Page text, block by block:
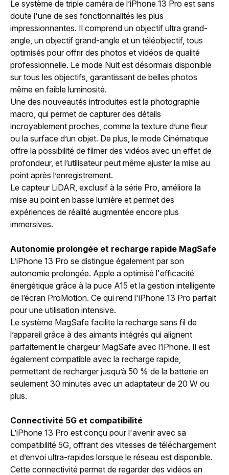
Le système de triple caméra de l’iPhone 13 Pro est sans
doute l'une de ses fonctionnalités les plus
impressionnantes. Il comprend un objectif ultra grand-
angle, un objectif grand-angle et un téléobjectif, tous
optimisés pour offrir des photos et vidéos de qualité
professionnelle. Le mode Nuit est désormais disponible
sur tous les objectifs, garantissant de belles photos
même en faible luminosité.
Une des nouveautés introduites est la photographie
macro, qui permet de capturer des détails
incroyablement proches, comme la texture d’une fleur
ou la surface d’un objet. De plus, le mode Cinématique
offre la possibilité de filmer des vidéos avec un effet de
profondeur, et l’utilisateur peut même ajuster la mise au
point après l’enregistrement.
Le capteur LiDAR, exclusif à la série Pro, améliore la
mise au point en basse lumière et permet des
expériences de réalité augmentée encore plus
immersives.
Autonomie prolongée et recharge rapide MagSafe
L’iPhone 13 Pro se distingue également par son
autonomie prolongée. Apple a optimisé l'efficacité
énergétique grâce à la puce A15 et la gestion intelligente
de l’écran ProMotion. Ce qui rend l'iPhone 13 Pro parfait
pour une utilisation intensive.
Le système MagSafe facilite la recharge sans fil de
l’appareil grâce à des aimants intégrés qui alignent
parfaitement le chargeur MagSafe avec l’iPhone. Il est
également compatible avec la recharge rapide,
permettant de recharger jusqu’à 50 % de la batterie en
seulement 30 minutes avec un adaptateur de 20 W ou
plus.
Connectivité 5G et compatibilité
L’iPhone 13 Pro est conçu pour l'avenir avec sa
compatibilité 5G, offrant des vitesses de téléchargement
et d’envoi ultra-rapides lorsque le réseau est disponible.
Cette connectivité permet de regarder des vidéos en